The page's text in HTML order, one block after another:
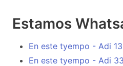
Estamos
En este tyempo - Adi 13
En este tyempo - Adi 33